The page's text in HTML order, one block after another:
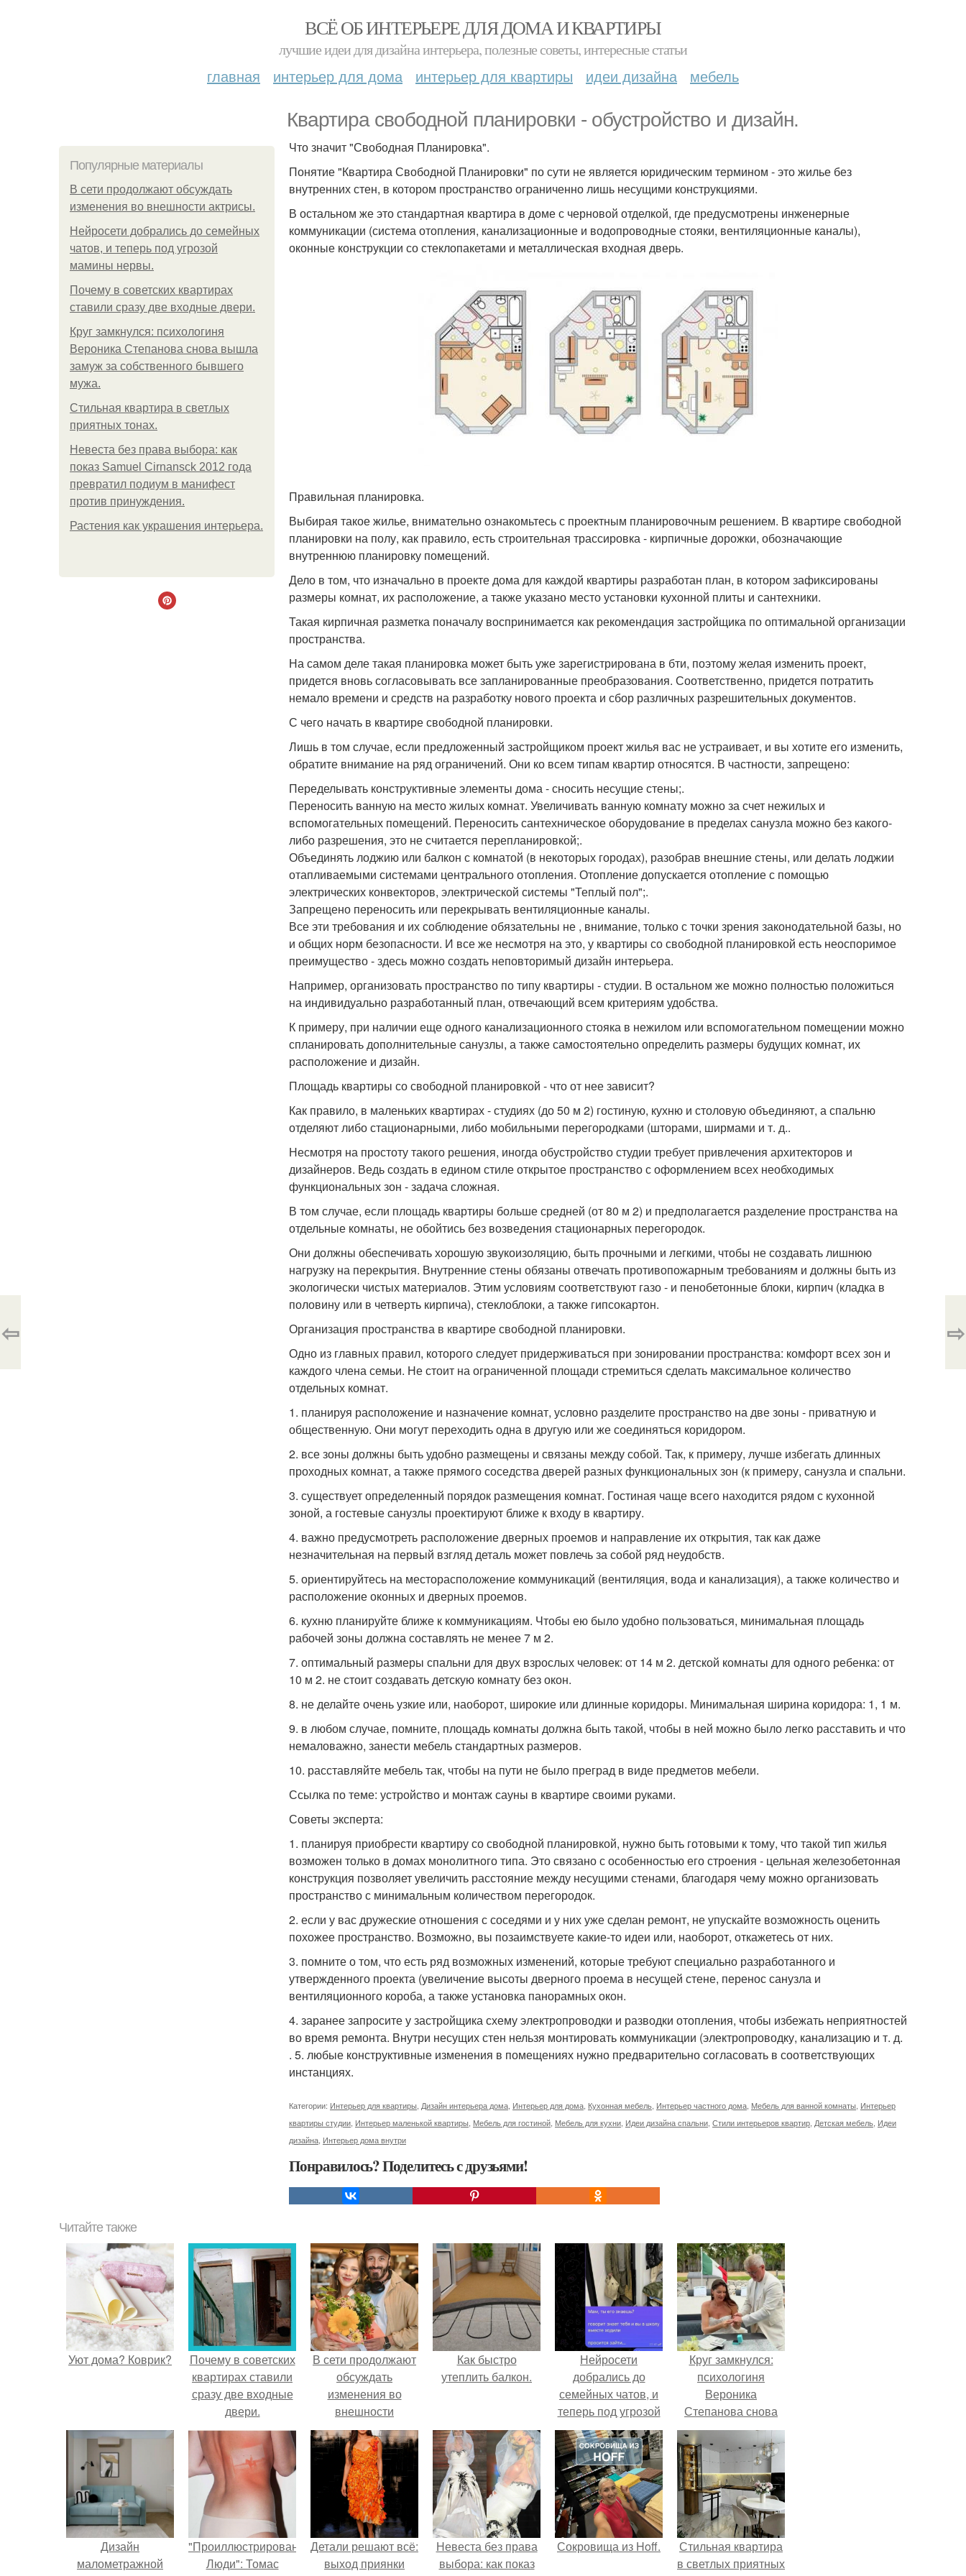
ВСЁ ОБ ИНТЕРЬЕРЕ ДЛЯ ДОМА И КВАРТИРЫ
лучшие идеи для дизайна интерьера, полезные советы, интересные статьи
главная интерьер для дома интерьер для квартиры идеи дизайна мебель
Квартира свободной планировки - обустройство и дизайн.
Популярные материалы
В сети продолжают обсуждать
изменения во внешности актрисы.
Нейросети добрались до семейных
чатов, и теперь под угрозой
мамины нервы.
Почему в советских квартирах
ставили сразу две входные двери.
Круг замкнулся: психологиня
Вероника Степанова снова вышла
замуж за собственного бывшего
мужа.
Стильная квартира в светлых
приятных тонах.
Невеста без права выбора: как
показ Samuel Cirnansck 2012 года
превратил подиум в манифест
против принуждения.
Растения как украшения интерьера.
Что значит "Свободная Планировка".
Понятие "Квартира Свободной Планировки" по сути не является юридическим термином - это жилье без
внутренних стен, в котором пространство ограниченно лишь несущими конструкциями.
В остальном же это стандартная квартира в доме с черновой отделкой, где предусмотрены инженерные
коммуникации (система отопления, канализационные и водопроводные стояки, вентиляционные каналы),
оконные конструкции со стеклопакетами и металлическая входная дверь.
Правильная планировка.
Выбирая такое жилье, внимательно ознакомьтесь с проектным планировочным решением. В квартире свободной
планировки на полу, как правило, есть строительная трассировка - кирпичные дорожки, обозначающие
внутреннюю планировку помещений.
Дело в том, что изначально в проекте дома для каждой квартиры разработан план, в котором зафиксированы
размеры комнат, их расположение, а также указано место установки кухонной плиты и сантехники.
Такая кирпичная разметка поначалу воспринимается как рекомендация застройщика по оптимальной организации
пространства.
На самом деле такая планировка может быть уже зарегистрирована в бти, поэтому желая изменить проект,
придется вновь согласовывать все запланированные преобразования. Соответственно, придется потратить
немало времени и средств на разработку нового проекта и сбор различных разрешительных документов.
С чего начать в квартире свободной планировки.
Лишь в том случае, если предложенный застройщиком проект жилья вас не устраивает, и вы хотите его изменить,
обратите внимание на ряд ограничений. Они ко всем типам квартир относятся. В частности, запрещено:
Переделывать конструктивные элементы дома - сносить несущие стены;.
Переносить ванную на место жилых комнат. Увеличивать ванную комнату можно за счет нежилых и
вспомогательных помещений. Переносить сантехническое оборудование в пределах санузла можно без какого-
либо разрешения, это не считается перепланировкой;.
Объединять лоджию или балкон с комнатой (в некоторых городах), разобрав внешние стены, или делать лоджии
отапливаемыми системами центрального отопления. Отопление допускается отопление с помощью
электрических конвекторов, электрической системы "Теплый пол";.
Запрещено переносить или перекрывать вентиляционные каналы.
Все эти требования и их соблюдение обязательны не , внимание, только с точки зрения законодательной базы, но
и общих норм безопасности. И все же несмотря на это, у квартиры со свободной планировкой есть неоспоримое
преимущество - здесь можно создать неповторимый дизайн интерьера.
Например, организовать пространство по типу квартиры - студии. В остальном же можно полностью положиться
на индивидуально разработанный план, отвечающий всем критериям удобства.
К примеру, при наличии еще одного канализационного стояка в нежилом или вспомогательном помещении можно
спланировать дополнительные санузлы, а также самостоятельно определить размеры будущих комнат, их
расположение и дизайн.
Площадь квартиры со свободной планировкой - что от нее зависит?
Как правило, в маленьких квартирах - студиях (до 50 м 2) гостиную, кухню и столовую объединяют, а спальню
отделяют либо стационарными, либо мобильными перегородками (шторами, ширмами и т. д..
Несмотря на простоту такого решения, иногда обустройство студии требует привлечения архитекторов и
дизайнеров. Ведь создать в едином стиле открытое пространство с оформлением всех необходимых
функциональных зон - задача сложная.
В том случае, если площадь квартиры больше средней (от 80 м 2) и предполагается разделение пространства на
отдельные комнаты, не обойтись без возведения стационарных перегородок.
Они должны обеспечивать хорошую звукоизоляцию, быть прочными и легкими, чтобы не создавать лишнюю
нагрузку на перекрытия. Внутренние стены обязаны отвечать противопожарным требованиям и должны быть из
экологически чистых материалов. Этим условиям соответствуют газо - и пенобетонные блоки, кирпич (кладка в
половину или в четверть кирпича), стеклоблоки, а также гипсокартон.
Организация пространства в квартире свободной планировки.
Одно из главных правил, которого следует придерживаться при зонировании пространства: комфорт всех зон и
каждого члена семьи. Не стоит на ограниченной площади стремиться сделать максимальное количество
отдельных комнат.
1. планируя расположение и назначение комнат, условно разделите пространство на две зоны - приватную и
общественную. Они могут переходить одна в другую или же соединяться коридором.
2. все зоны должны быть удобно размещены и связаны между собой. Так, к примеру, лучше избегать длинных
проходных комнат, а также прямого соседства дверей разных функциональных зон (к примеру, санузла и спальни.
3. существует определенный порядок размещения комнат. Гостиная чаще всего находится рядом с кухонной
зоной, а гостевые санузлы проектируют ближе к входу в квартиру.
4. важно предусмотреть расположение дверных проемов и направление их открытия, так как даже
незначительная на первый взгляд деталь может повлечь за собой ряд неудобств.
5. ориентируйтесь на месторасположение коммуникаций (вентиляция, вода и канализация), а также количество и
расположение оконных и дверных проемов.
6. кухню планируйте ближе к коммуникациям. Чтобы ею было удобно пользоваться, минимальная площадь
рабочей зоны должна составлять не менее 7 м 2.
7. оптимальный размеры спальни для двух взрослых человек: от 14 м 2. детской комнаты для одного ребенка: от
10 м 2. не стоит создавать детскую комнату без окон.
8. не делайте очень узкие или, наоборот, широкие или длинные коридоры. Минимальная ширина коридора: 1, 1 м.
9. в любом случае, помните, площадь комнаты должна быть такой, чтобы в ней можно было легко расставить и что
немаловажно, занести мебель стандартных размеров.
10. расставляйте мебель так, чтобы на пути не было преград в виде предметов мебели.
Ссылка по теме: устройство и монтаж сауны в квартире своими руками.
Советы эксперта:
1. планируя приобрести квартиру со свободной планировкой, нужно быть готовыми к тому, что такой тип жилья
возможен только в домах монолитного типа. Это связано с особенностью его строения - цельная железобетонная
конструкция позволяет увеличить расстояние между несущими стенами, благодаря чему можно организовать
пространство с минимальным количеством перегородок.
2. если у вас дружеские отношения с соседями и у них уже сделан ремонт, не упускайте возможность оценить
похожее пространство. Возможно, вы позаимствуете какие-то идеи или, наоборот, откажетесь от них.
3. помните о том, что есть ряд возможных изменений, которые требуют специально разработанного и
утвержденного проекта (увеличение высоты дверного проема в несущей стене, перенос санузла и
вентиляционного короба, а также установка панорамных окон.
4. заранее запросите у застройщика схему электропроводки и разводки отопления, чтобы избежать неприятностей
во время ремонта. Внутри несущих стен нельзя монтировать коммуникации (электропроводку, канализацию и т. д.
. 5. любые конструктивные изменения в помещениях нужно предварительно согласовать в соответствующих
инстанциях.
Категории: Интерьер для квартиры Дизайн интерьера дома Интерьер для дома Кухонная мебель Интерьер частного дома Мебель для ванной комнаты Интерьер
квартиры студии Интерьер маленькой квартиры Мебель для гостиной Мебель для кухни Идеи дизайна спальни Стили интерьеров квартир Детская мебель Идеи
дизайна Интерьер дома внутри
Понравилось? Поделитесь с друзьями!
⇦ ⇨
Читайте также
Уют дома? Коврик?
Почему в советских
квартирах ставили
сразу две входные
двери.
В сети продолжают
обсуждать
изменения во
внешности
актрисы.
Как быстро
утеплить балкон.
Нейросети
добрались до
семейных чатов, и
теперь под угрозой
мамины нервы.
Круг замкнулся:
психологиня
Вероника
Степанова снова
вышла замуж за
собственного
бывшего мужа.
Дизайн
малометражной
"Проиллюстрированные
Люди": Томас
Детали решают всё:
выход приянки
Невеста без права
выбора: как показ
Сокровища из Hoff.
Стильная квартира
в светлых приятных